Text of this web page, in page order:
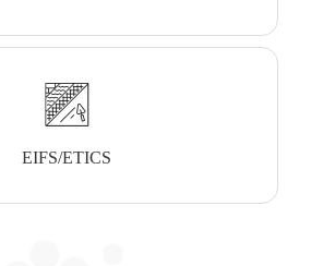
EIFS/ETICS